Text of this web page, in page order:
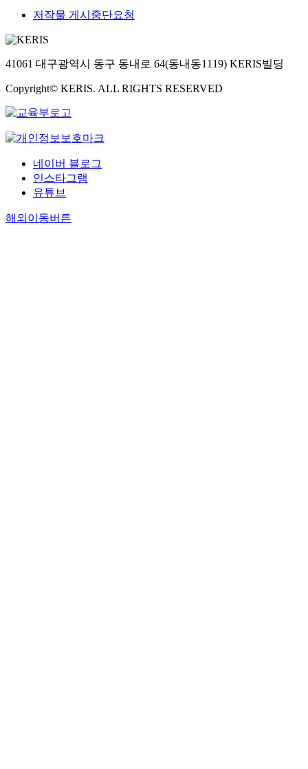
저작물 게시중단요청
41061 대구광역시 동구 동내로 64(동내동1119) KERIS빌딩
Copyright© KERIS. ALL RIGHTS RESERVED
네이버 블로그
인스타그램
유튜브
해외이동버튼